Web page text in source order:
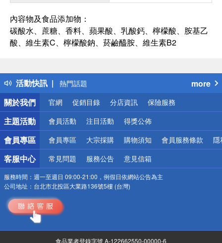
內容物及食品添加物：
碳酸水、蔗糖、香料、蘋果酸、乳酸鈣、檸檬酸、胺基乙
酸、維生素C、檸檬酸鈉、菸鹼醯胺、維生素B2
活動快訊
得獎公告
熱門話題
銀行優惠
偏遠地區配送
詐騙網頁！請小心！
more
關於我們
官網 促銷目錄 分店資訊 保險服務
主題活動 會員活動 注目活動 得獎公佈
會員專區 會員專區 大宗採購 購物須知 會員服務條款 隱
客服中心 常見問題 服務公告 意見信箱
服務時間： 週一至週日 09:00-21:00，例假日依網站公告為主
公司地址： 台北市北投區大業路136號5樓 (台灣)
食品業者登錄字號 A-122662550-00000-6